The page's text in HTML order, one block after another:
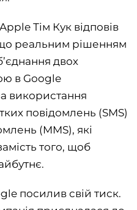
Тім Кук відповів
реальним рішенням
двох
в Google
використання
повідомлень (SMS)
(MMS), які
того, щоб
посилив свій тиск.